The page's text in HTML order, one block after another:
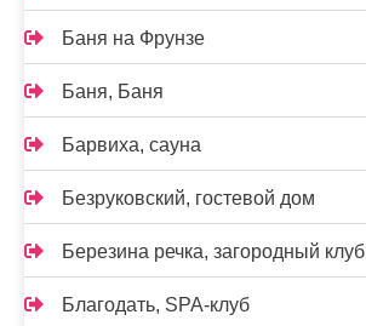
Баня на Фрунзе
Баня, Баня
Барвиха, сауна
Безруковский, гостевой дом
Березина речка, загородный клуб
Благодать, SPA-клуб